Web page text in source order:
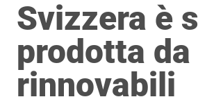
Svizzera è
prodotta
rinnovabili